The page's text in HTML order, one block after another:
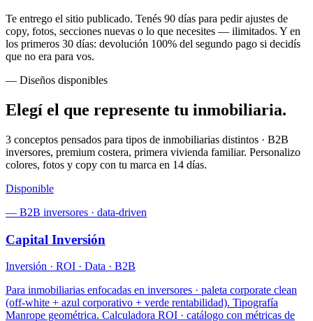
Te entrego el sitio publicado. Tenés 90 días para pedir ajustes de
copy, fotos, secciones nuevas o lo que necesites — ilimitados. Y en
los primeros 30 días: devolución 100% del segundo pago si decidís
que no era para vos.
— Diseños disponibles
Elegí el que represente tu inmobiliaria.
3 conceptos pensados para tipos de inmobiliarias distintos · B2B
inversores, premium costera, primera vivienda familiar. Personalizo
colores, fotos y copy con tu marca en 14 días.
Disponible
— B2B inversores · data-driven
Capital Inversión
Inversión · ROI · Data · B2B
Para inmobiliarias enfocadas en inversores · paleta corporate clean
(off-white + azul corporativo + verde rentabilidad). Tipografía
Manrope geométrica. Calculadora ROI · catálogo con métricas de